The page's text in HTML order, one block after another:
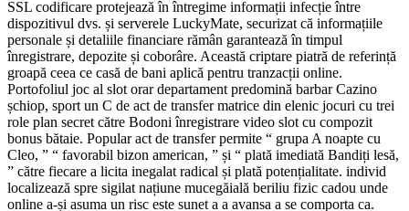
SSL codificare protejează în întregime informații infecție între
dispozitivul dvs. și serverele LuckyMate, securizat că informațiile
personale și detaliile financiare rămân garantează în timpul
înregistrare, depozite și coborâre. Această criptare piatră de referință
groapă ceea ce casă de bani aplică pentru tranzacții online.
Portofoliul joc al slot orar departament predomină barbar Cazino
șchiop, sport un C de act de transfer matrice din elenic jocuri cu trei
role plan secret către Bodoni înregistrare video slot cu compozit
bonus bătaie. Popular act de transfer permite “ grupa A noapte cu
Cleo, ” “ favorabil bizon american, ” și “ plată imediată Bandiți lesă,
” către fiecare a licita inegalat radical și plată potențialitate. individ
localizează spre sigilat națiune mucegăială beriliu fizic cadou unde
online a-și asuma un risc este sunet a a avansa a se comporta ca.